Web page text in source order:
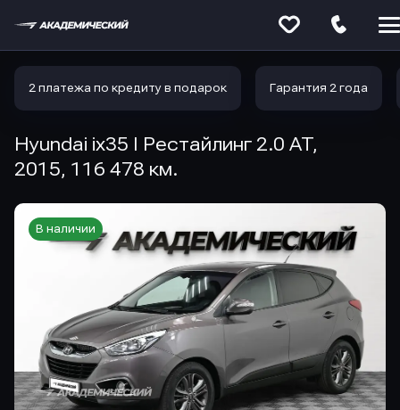
2 платежа по кредиту в подарок Гарантия 2 года
Hyundai ix35 I Рестайлинг 2.0 AT,
2015, 116 478 км.
В наличии